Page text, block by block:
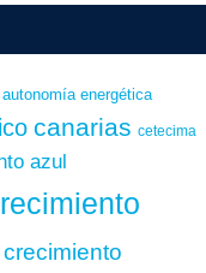
autonomía energética
canarias cetecima
azul
crecimiento